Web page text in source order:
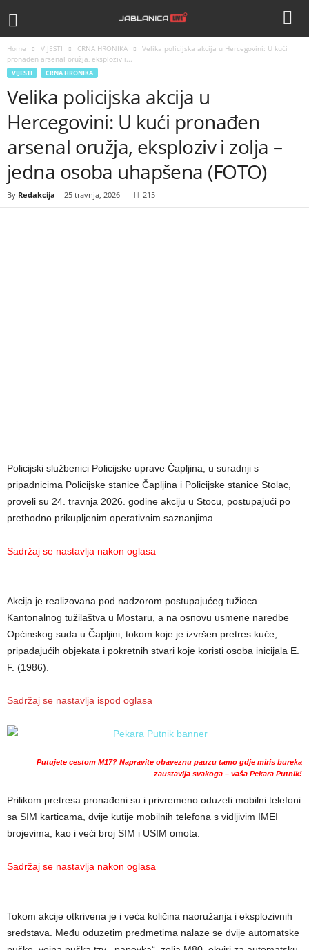
Home VIJESTI CRNA HRONIKA
Velika policijska akcija u Hercegovini: U kući
pronađen arsenal oružja, eksploziv i...
VIJESTI CRNA HRONIKA
Velika policijska akcija u
Hercegovini: U kući pronađen
arsenal oružja, eksploziv i zolja –
jedna osoba uhapšena (FOTO)
By Redakcija - 25 travnja, 2026 215
Policijski službenici Policijske uprave Čapljina, u suradnji s
pripadnicima Policijske stanice Čapljina i Policijske stanice Stolac,
proveli su 24. travnja 2026. godine akciju u Stocu, postupajući po
prethodno prikupljenim operativnim saznanjima.
Sadržaj se nastavlja nakon oglasa
Akcija je realizovana pod nadzorom postupajućeg tužioca
Kantonalnog tužilaštva u Mostaru, a na osnovu usmene naredbe
Općinskog suda u Čapljini, tokom koje je izvršen pretres kuće,
pripadajućih objekata i pokretnih stvari koje koristi osoba inicijala E.
F. (1986).
Sadržaj se nastavlja ispod oglasa
Putujete cestom M17? Napravite obaveznu pauzu tamo gdje miris bureka
zaustavlja svakoga – vaša Pekara Putnik!
Prilikom pretresa pronađeni su i privremeno oduzeti mobilni telefoni
sa SIM karticama, dvije kutije mobilnih telefona s vidljivim IMEI
brojevima, kao i veći broj SIM i USIM omota.
Sadržaj se nastavlja nakon oglasa
Tokom akcije otkrivena je i veća količina naoružanja i eksplozivnih
sredstava. Među oduzetim predmetima nalaze se dvije automatske